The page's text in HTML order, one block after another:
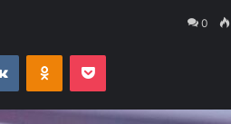
0
VKontakteOdnoklassniki
Pocket